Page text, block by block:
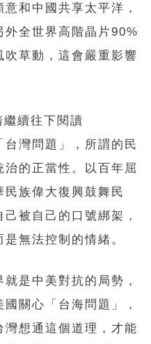
和中國共享太平洋，
全世界高階晶片90%
草動，這會嚴重影響
續往下閱讀
灣問題」，所謂的民
的正當性。以百年屈
族偉大復興鼓舞民
被自己的口號綁架，
無法控制的情緒。
是中美對抗的局勢，
關心「台海問題」，
想通這個道理，才能